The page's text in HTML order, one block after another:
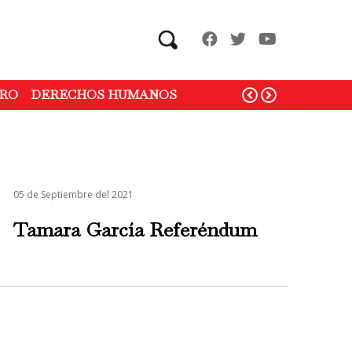
Search
DERECHOS HUMANOS
05 de Septiembre del 2021
Tamara García Referéndum